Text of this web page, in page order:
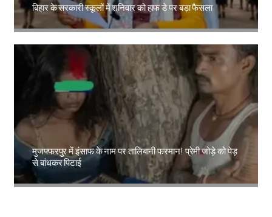
बिहार के सरकारी स्कूलों में शनिवार को हाफ डे पर बड़ा फैसला
Amit Lekh
मुजफ्फरपुर में इंसाफ के नाम पर तालिबानी फरमान! प्रेमी जोड़े को पेड़
से बांधकर पिटाई
Amit Lekh